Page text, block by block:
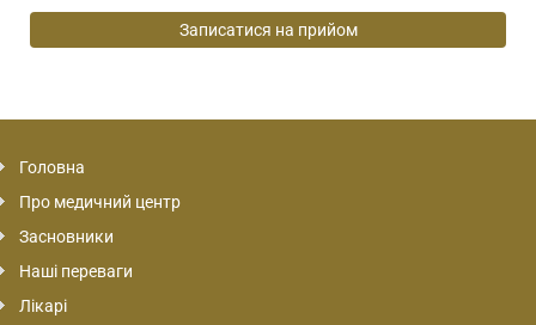
Головна
Про медичний центр
Засновники
Наші переваги
Лікарі